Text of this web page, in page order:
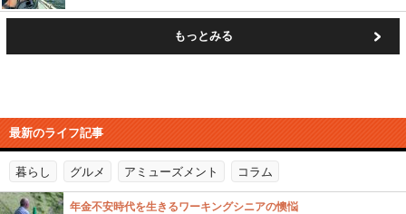
もっとみる
最新のライフ記事
暮らし グルメ アミューズメント コラム
年金不安時代を生きるワーキングシニアの懊悩